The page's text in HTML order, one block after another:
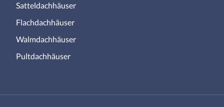
Satteldachhäuser
Flachdachhäuser
Walmdachhäuser
Pultdachhäuser